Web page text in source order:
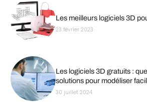
Les meilleurs logiciels 3D
23 février 2023
Les logiciels 3D gratuits :
solutions pour modéliser
30 juillet 2024